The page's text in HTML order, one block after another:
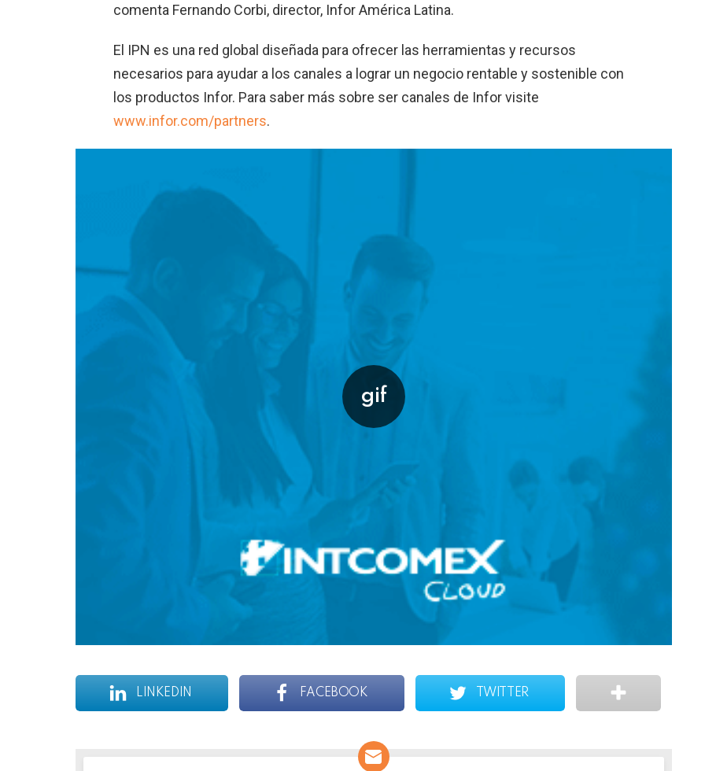
comenta Fernando Corbi, director, Infor América Latina.
El IPN es una red global diseñada para ofrecer las herramientas y recursos
necesarios para ayudar a los canales a lograr un negocio rentable y sostenible con
los productos Infor. Para saber más sobre ser canales de Infor visite
www.infor.com/partners.
LINKEDIN FACEBOOK TWITTER